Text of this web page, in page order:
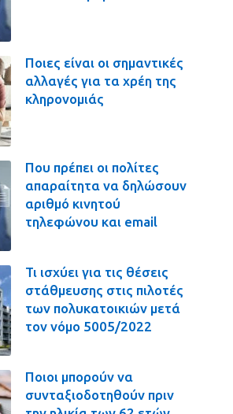
Ποιες είναι οι σημαντικές
αλλαγές για τα χρέη της
κληρονομιάς
Που πρέπει οι πολίτες
απαραίτητα να δηλώσουν
αριθμό κινητού
τηλεφώνου και email
Τι ισχύει για τις θέσεις
στάθμευσης στις πιλοτές
των πολυκατοικιών μετά
τον νόμο 5005/2022
Ποιοι μπορούν να
συνταξιοδοτηθούν πριν